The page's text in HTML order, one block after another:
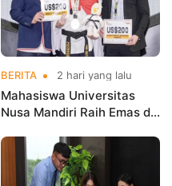
BERITA 2 hari yang lalu
Mahasiswa Universitas
Nusa Mandiri Raih Emas di
Indonesia Open
Championships 2026